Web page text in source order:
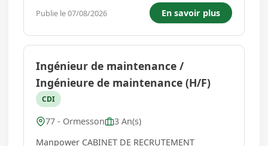
garantissant le respect des objectifs de qualité,
de coûts et de délais - Analyser les besoins des
utilisateurs et concevoir des so...
Publie le 07/08/2026 En savoir plus
Ingénieur de maintenance /
Ingénieure de maintenance (H/F)
CDI
77 - Ormesson
3 An(s)
Manpower CABINET DE RECRUTEMENT